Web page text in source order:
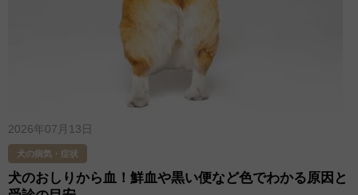
2026年07月13日
犬の病気・症状
犬のおしりから血！鮮血や黒い便など色でわかる原因と